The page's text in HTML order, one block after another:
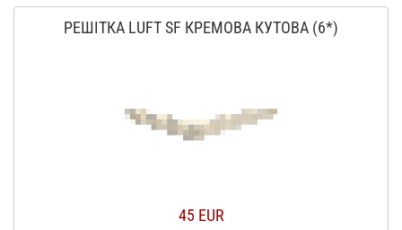
РЕШІТКА LUFT SF КРЕМОВА КУТОВА (6*)
45 EUR